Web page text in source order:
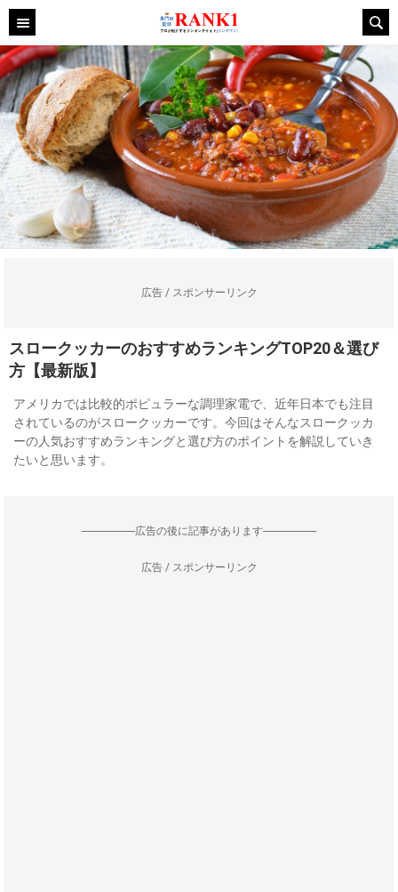
広告 / スポンサーリンク
スロークッカーのおすすめランキングTOP20＆選び
方【最新版】
アメリカでは比較的ポピュラーな調理家電で、近年日本でも注目
されているのがスロークッカーです。今回はそんなスロークッカ
ーの人気おすすめランキングと選び方のポイントを解説していき
たいと思います。
--------------------広告の後に記事があります--------------------
広告 / スポンサーリンク